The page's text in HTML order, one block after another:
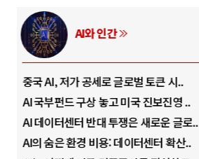
AI와 인간
중국 AI, 저가 공세로 글로벌 토큰 시..
AI 국부펀드 구상 놓고 미국 진보진영 ..
AI 데이터센터 반대 투쟁은 새로운 글로..
AI의 숨은 환경 비용: 데이터센터 확산..